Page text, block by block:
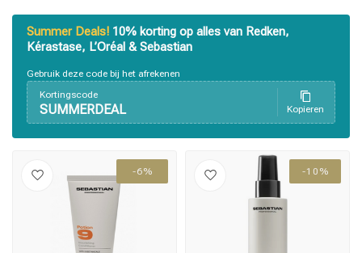
Summer Deals! 10% korting op alles van Redken,
Kérastase, L’Oréal & Sebastian
Gebruik deze code bij het afrekenen
Kortingscode
SUMMERDEAL Kopieren
-6% -10%